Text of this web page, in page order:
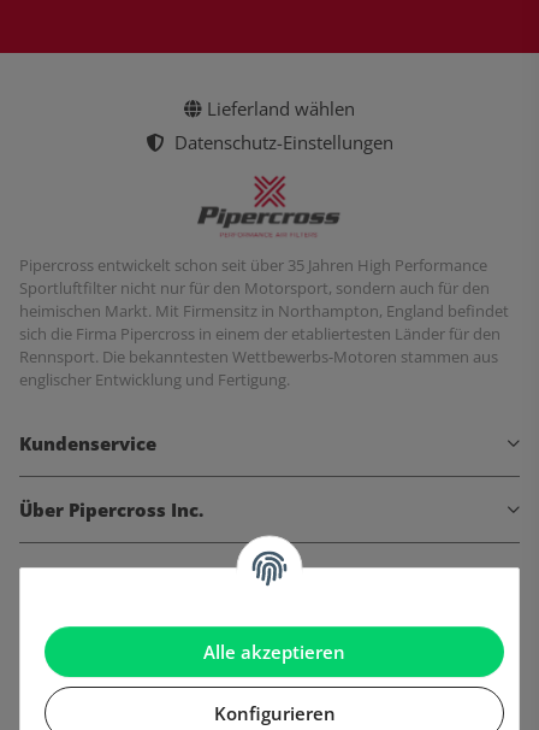
Alle akzeptieren
Konfigurieren
Lieferland wählen
Datenschutz-Einstellungen
Pipercross entwickelt schon seit über 35 Jahren High Performance
Sportluftfilter nicht nur für den Motorsport, sondern auch für den
heimischen Markt. Mit Firmensitz in Northampton, England befindet
sich die Firma Pipercross in einem der etabliertesten Länder für den
Rennsport. Die bekanntesten Wettbewerbs-Motoren stammen aus
englischer Entwicklung und Fertigung.
Kundenservice
Über Pipercross Inc.
Informationen
Gesetzliche Informationen